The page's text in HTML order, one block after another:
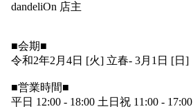
dandeliOn 店主
■会期■
令和2年2月4日 [火] 立春- 3月1日 [日]
■営業時間■
平日 12:00 - 18:00 土日祝 11:00 - 17:00